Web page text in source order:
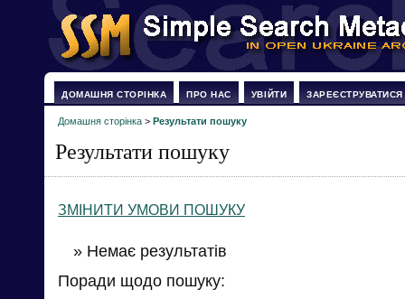
ДОМАШНЯ СТОРІНКА ПРО НАС УВІЙТИ ЗАРЕЄСТРУВАТИСЯ
Домашня сторінка > Результати пошуку
Результати пошуку
ЗМІНИТИ УМОВИ ПОШУКУ
» Немає результатів
Поради щодо пошуку: